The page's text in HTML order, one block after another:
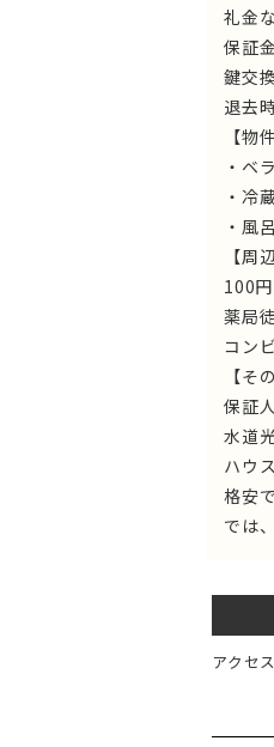
礼金
保証
鍵交
退去
【物
・ベ
・冷
・風
【周
100
薬局
コン
【そ
保証
水道
ハウ
格安
では
アクセス